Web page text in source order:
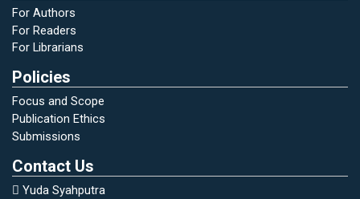
For Authors
For Readers
For Librarians
Policies
Focus and Scope
Publication Ethics
Submissions
Contact Us
Yuda Syahputra